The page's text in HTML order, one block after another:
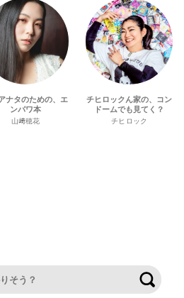
ナタのための、エ
ンパワ本
山﨑穂花
チヒロックん家の、コン
ドームでも見てく？
チヒロック